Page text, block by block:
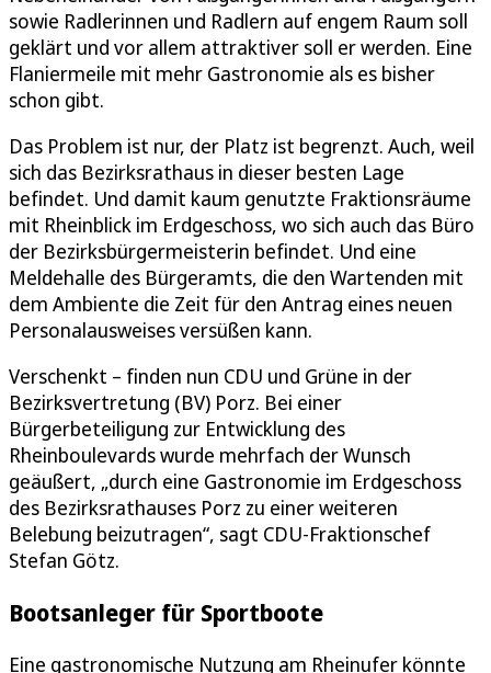
sowie Radlerinnen und Radlern auf engem Raum soll
geklärt und vor allem attraktiver soll er werden. Eine
Flaniermeile mit mehr Gastronomie als es bisher
schon gibt.
Das Problem ist nur, der Platz ist begrenzt. Auch, weil
sich das Bezirksrathaus in dieser besten Lage
befindet. Und damit kaum genutzte Fraktionsräume
mit Rheinblick im Erdgeschoss, wo sich auch das Büro
der Bezirksbürgermeisterin befindet. Und eine
Meldehalle des Bürgeramts, die den Wartenden mit
dem Ambiente die Zeit für den Antrag eines neuen
Personalausweises versüßen kann.
Verschenkt – finden nun CDU und Grüne in der
Bezirksvertretung (BV) Porz. Bei einer
Bürgerbeteiligung zur Entwicklung des
Rheinboulevards wurde mehrfach der Wunsch
geäußert, „durch eine Gastronomie im Erdgeschoss
des Bezirksrathauses Porz zu einer weiteren
Belebung beizutragen“, sagt CDU-Fraktionschef
Stefan Götz.
Bootsanleger für Sportboote
Eine gastronomische Nutzung am Rheinufer könnte